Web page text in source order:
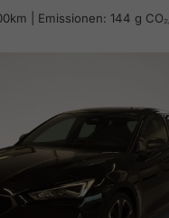
| Emissionen: 144 g